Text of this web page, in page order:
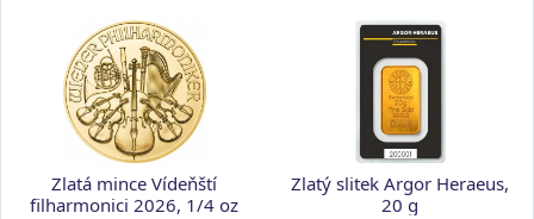
Zlatá mince Vídeňští
filharmonici 2026, 1/4 oz
Zlatý slitek Argor Heraeus,
20 g